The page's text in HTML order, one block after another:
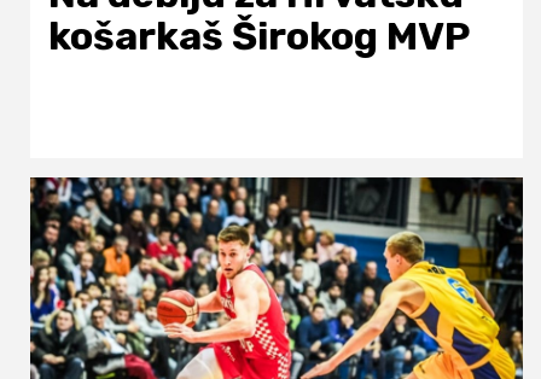
košarkaš Širokog MVP